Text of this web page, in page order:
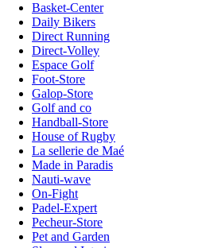
Basket-Center
Daily Bikers
Direct Running
Direct-Volley
Espace Golf
Foot-Store
Galop-Store
Golf and co
Handball-Store
House of Rugby
La sellerie de Maé
Made in Paradis
Nauti-wave
On-Fight
Padel-Expert
Pecheur-Store
Pet and Garden